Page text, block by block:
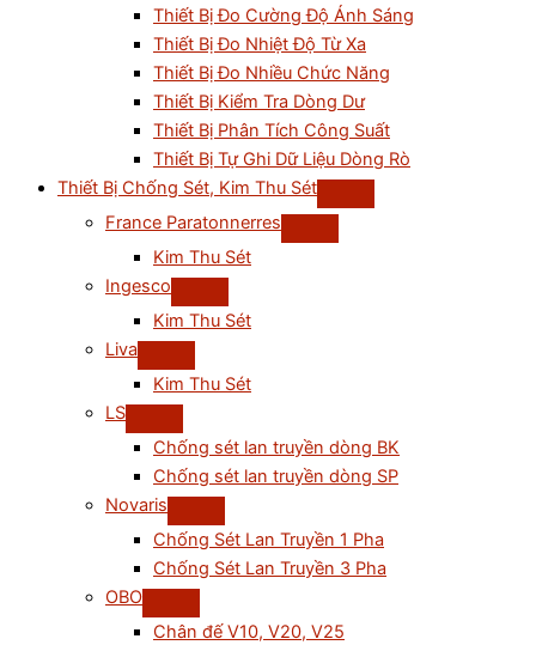
Thiết Bị Đo Cường Độ Ánh Sáng
Thiết Bị Đo Nhiệt Độ Từ Xa
Thiết Bị Đo Nhiều Chức Năng
Thiết Bị Kiểm Tra Dòng Dư
Thiết Bị Phân Tích Công Suất
Thiết Bị Tự Ghi Dữ Liệu Dòng Rò
Thiết Bị Chống Sét, Kim Thu Sét
France Paratonnerres
Kim Thu Sét
Ingesco
Kim Thu Sét
Liva
Kim Thu Sét
LS
Chống sét lan truyền dòng BK
Chống sét lan truyền dòng SP
Novaris
Chống Sét Lan Truyền 1 Pha
Chống Sét Lan Truyền 3 Pha
OBO
Chân đế V10, V20, V25